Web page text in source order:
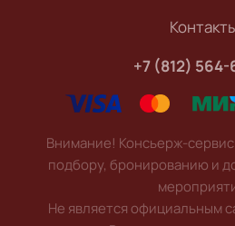
+7 (812)
Внимание! Консьерж-
подбору, бронированию и
Не является официальным